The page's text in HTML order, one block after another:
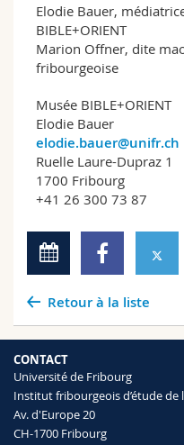
Elodie Bauer,
BIBLE+ORIENT
Marion Offner, dite
fribourgeoise
Musée BIBLE+ORIENT
Elodie Bauer
elodie.bauer@unifr.ch
Ruelle Laure-Dupraz 1
1700 Fribourg
+41 26 300 73 87
Retour à la liste
CONTACT
Université de Fribourg
Institut fribourgeois d’étude de
Av. d'Europe 20
CH-1700 Fribourg